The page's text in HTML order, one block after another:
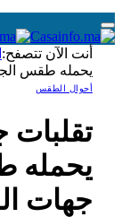
أنت الآن تتصفح:
يحمله طقس
أحوال الطقس
تقلبات
يحمله
جهات